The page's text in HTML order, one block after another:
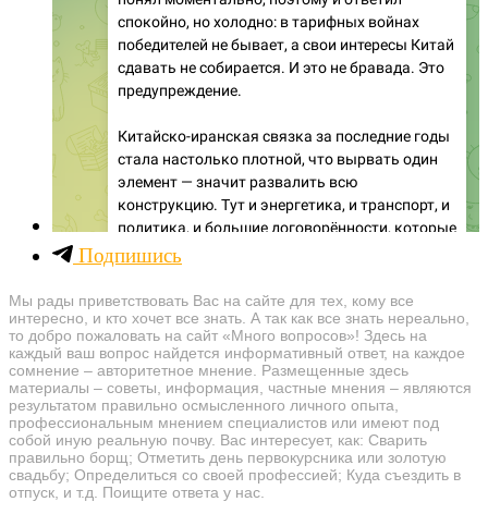
Подпишись
Мы рады приветствовать Вас на сайте для тех, кому все
интересно, и кто хочет все знать. А так как все знать нереально,
то добро пожаловать на сайт «Много вопросов»! Здесь на
каждый ваш вопрос найдется информативный ответ, на каждое
сомнение – авторитетное мнение. Размещенные здесь
материалы – советы, информация, частные мнения – являются
результатом правильно осмысленного личного опыта,
профессиональным мнением специалистов или имеют под
собой иную реальную почву. Вас интересует, как: Сварить
правильно борщ; Отметить день первокурсника или золотую
свадьбу; Определиться со своей профессией; Куда съездить в
отпуск, и т.д. Поищите ответа у нас.